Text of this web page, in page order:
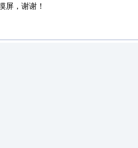
屏，谢谢！